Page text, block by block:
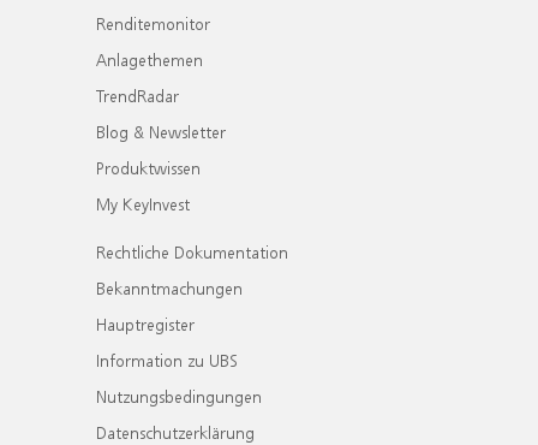
Renditemonitor
Anlagethemen
TrendRadar
Blog & Newsletter
Produktwissen
My KeyInvest
Rechtliche Dokumentation
Bekanntmachungen
Hauptregister
Information zu UBS
Nutzungsbedingungen
Datenschutzerklärung